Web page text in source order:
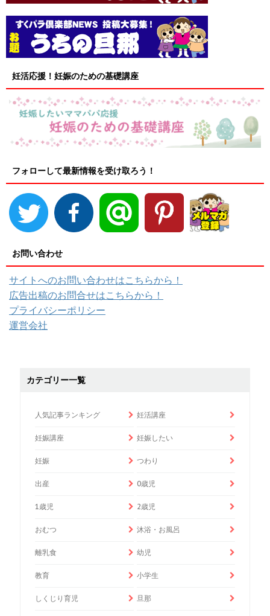
妊活応援！妊娠のための基礎講座
フォローして最新情報を受け取ろう！
お問い合わせ
サイトへのお問い合わせはこちらから！
広告出稿のお問合せはこちらから！
プライバシーポリシー
運営会社
カテゴリー一覧
人気記事ランキング 妊活講座
妊娠講座 妊娠したい
妊娠 つわり
出産 0歳児
1歳児 2歳児
おむつ 沐浴・お風呂
離乳食 幼児
教育 小学生
しくじり育児 旦那